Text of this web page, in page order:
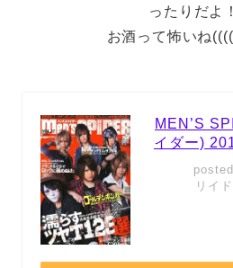
ったりだよ
お酒って怖いね
MEN’S
イダー)
リイ